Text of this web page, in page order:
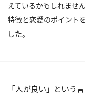
えているかもしれませ
特徴と恋愛のポイント
した。
「人が良い」という